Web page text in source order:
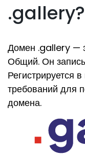
.gallery?
Домен .gallery —
Общий. Он
Регистрируется
требований для
домена.